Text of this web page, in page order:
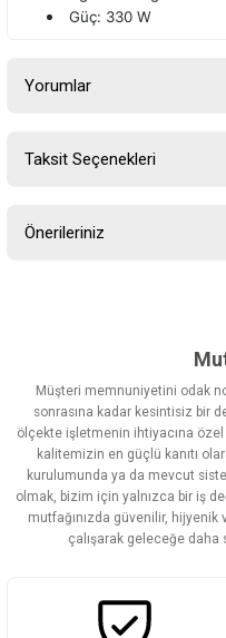
Güç: 330 W
Yorumlar
Taksit Seçenekleri
Önerileriniz
Görüş ve önerileriniz için
Ürün resmi kalitesiz,
Ürün açıklamasında eksik
Ürün bilgilerinde hatalar
Ürün fiyatı diğer sitelerden
Bu ürüne benzer farklı
Müşteri memnuniyetini odak
sonrasına kadar kesintisiz bir
ölçekte işletmenin ihtiyacına
kalitemizin en güçlü kanıtı
kurulumunda ya da mevcut
olmak, bizim için yalnızca bir iş
mutfağınızda güvenilir,
çalışarak geleceğe daha